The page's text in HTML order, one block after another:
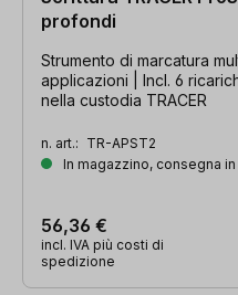
profondi
Strumento di marcatura
applicazioni | Incl. 6
nella custodia TRACER
n. art.: TR-APST2
In magazzino, consegna
56,36 €
incl. IVA più costi di
spedizione